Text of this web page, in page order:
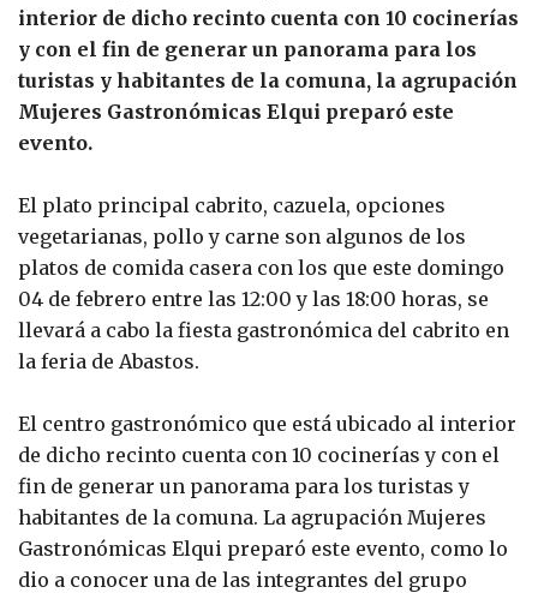
interior de dicho recinto cuenta con 10 cocinerías
y con el fin de generar un panorama para los
turistas y habitantes de la comuna, la agrupación
Mujeres Gastronómicas Elqui preparó este
evento.
El plato principal cabrito, cazuela, opciones
vegetarianas, pollo y carne son algunos de los
platos de comida casera con los que este domingo
04 de febrero entre las 12:00 y las 18:00 horas, se
llevará a cabo la fiesta gastronómica del cabrito en
la feria de Abastos.
El centro gastronómico que está ubicado al interior
de dicho recinto cuenta con 10 cocinerías y con el
fin de generar un panorama para los turistas y
habitantes de la comuna. La agrupación Mujeres
Gastronómicas Elqui preparó este evento, como lo
dio a conocer una de las integrantes del grupo